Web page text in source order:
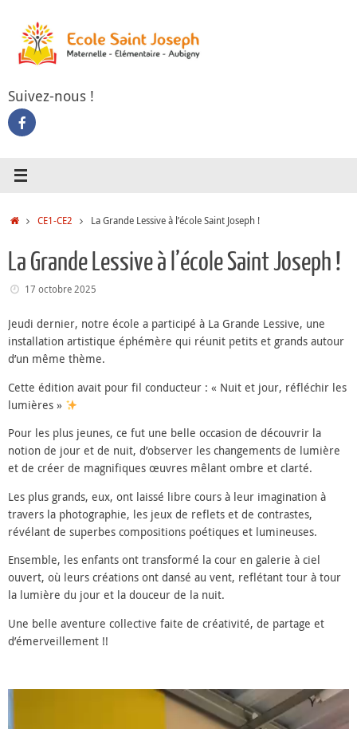
contenu
Suivez-nous !
AccueilCE1-CE2 La Grande Lessive à l’école Saint Joseph !
La Grande Lessive à l’école Saint Joseph !
17 octobre 2025
Jeudi dernier, notre école a participé à La Grande Lessive, une
installation artistique éphémère qui réunit petits et grands autour
d’un même thème.
Cette édition avait pour fil conducteur : « Nuit et jour, réfléchir les
lumières »
Pour les plus jeunes, ce fut une belle occasion de découvrir la
notion de jour et de nuit, d’observer les changements de lumière
et de créer de magnifiques œuvres mêlant ombre et clarté.
Les plus grands, eux, ont laissé libre cours à leur imagination à
travers la photographie, les jeux de reflets et de contrastes,
révélant de superbes compositions poétiques et lumineuses.
Ensemble, les enfants ont transformé la cour en galerie à ciel
ouvert, où leurs créations ont dansé au vent, reflétant tour à tour
la lumière du jour et la douceur de la nuit.
Une belle aventure collective faite de créativité, de partage et
d’émerveillement !!